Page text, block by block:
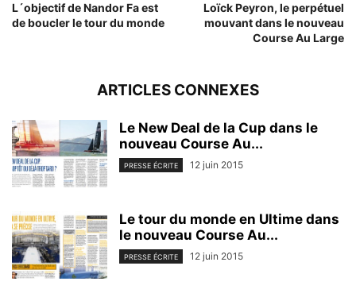
L´objectif de Nandor Fa est
de boucler le tour du monde
Loïck Peyron, le perpétuel
mouvant dans le nouveau
Course Au Large
ARTICLES CONNEXES
Le New Deal de la Cup dans le
nouveau Course Au...
PRESSE ÉCRITE 12 juin 2015
Le tour du monde en Ultime dans
le nouveau Course Au...
PRESSE ÉCRITE 12 juin 2015